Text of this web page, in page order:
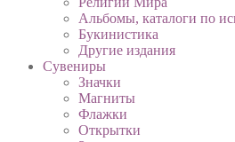
Альбомы, каталоги по
Букинистика
Другие издания
Сувениры
Значки
Магниты
Флажки
Открытки